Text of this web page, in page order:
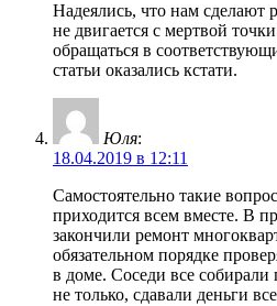
Надеялись, что нам сделают
не двигается с мертвой
обращаться в
статьи оказались кстати.
Юля:
18.04.2019 в 12:11
Самостоятельно такие
приходится всем вместе. В
закончили ремонт
обязательном порядке
в доме. Соседи все
не только, сдавали деньги